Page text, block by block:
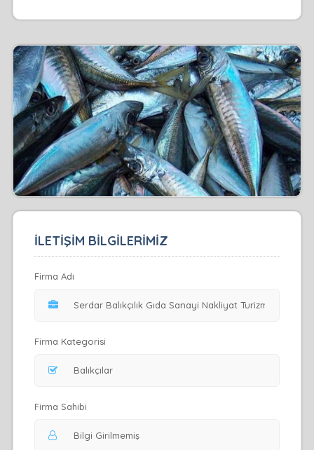
İLETİŞİM BİLGİLERİMİZ
Firma Adı
Firma Kategorisi
Firma Sahibi